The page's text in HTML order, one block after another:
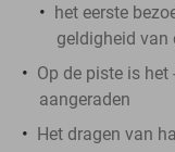
het eerste
geldigheid van
Op de piste is
aangeraden
Het dragen van